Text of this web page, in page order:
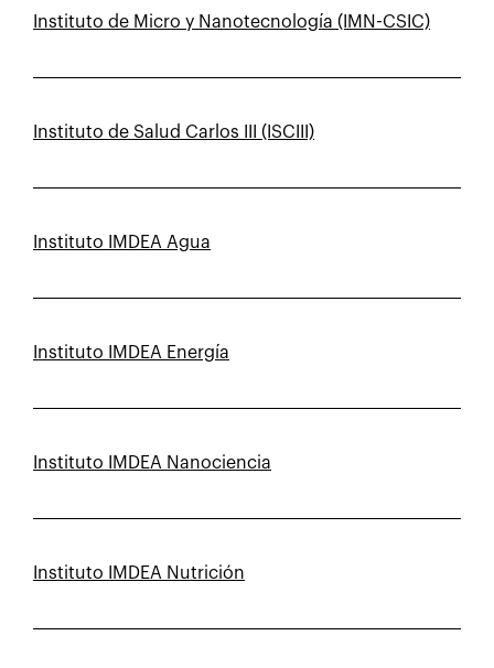
Instituto de Micro y Nanotecnología (IMN-CSIC)
Instituto de Salud Carlos III (ISCIII)
Instituto IMDEA Agua
Instituto IMDEA Energía
Instituto IMDEA Nanociencia
Instituto IMDEA Nutrición